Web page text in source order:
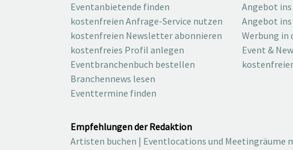
Eventanbietende finden
kostenfreien Anfrage-Service nutzen
kostenfreien Newsletter abonnieren
kostenfreies Profil anlegen
Eventbranchenbuch bestellen
Branchennews lesen
Eventtermine finden
Angebot
Angebot
Werbung in
Event &
Empfehlungen der Redaktion
Artisten buchen | Eventlocations und Meetingräume